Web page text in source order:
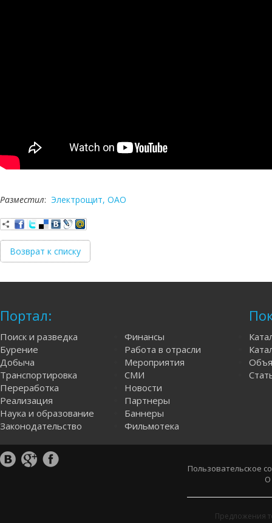
Разместил: Электрощит, ОАО
Возврат к списку
Портал:
Поиск и разведка
Бурение
Добыча
Транспортировка
Переработка
Реализация
Наука и образование
Законодательство
Финансы
Работа в отрасли
Мероприятия
СМИ
Новости
Партнеры
Баннеры
Фильмотека
Пользовательское
О
Предложения